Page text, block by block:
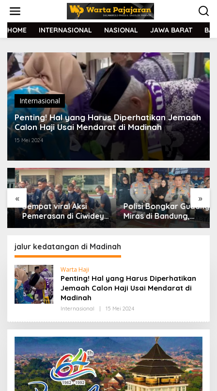
t
HOME INTERNASIONAL NASIONAL JAWA BARAT
Internasional
Penting! Hal yang Harus Diperhatikan Jemaah
Calon Haji Usai Mendarat di Madinah
15 Mei 2024
« »
Sempat viral Aksi
Pemerasan di Ciwidey,
Polisi Tangkap Dua
Polisi Bongkar Gudang
Miras di Bandung,
Lebih dari Enam Ribu
jalur kedatangan di Madinah
Warta Haji
Penting! Hal yang Harus Diperhatikan
Jemaah Calon Haji Usai Mendarat di
Madinah
Internasional 15 Mei 2024
E
H
R
A
K
S
I